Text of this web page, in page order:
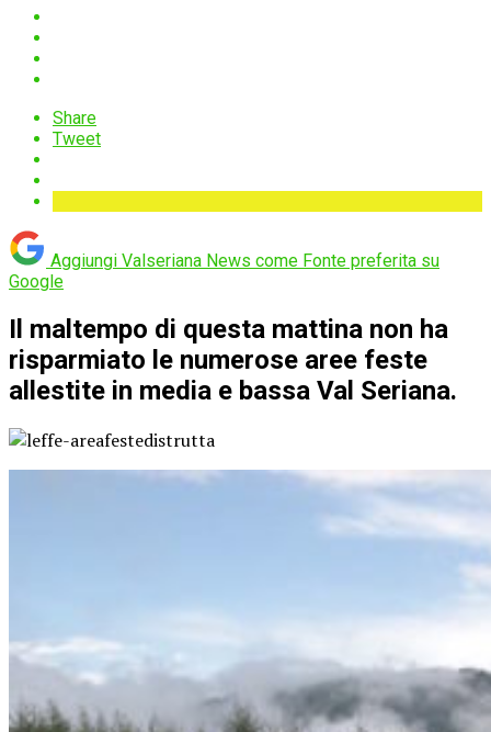
Share
Tweet
Aggiungi Valseriana News come Fonte preferita su
Google
Il maltempo di questa mattina non ha
risparmiato le numerose aree feste
allestite in media e bassa Val Seriana.